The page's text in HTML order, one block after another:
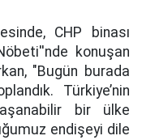
CHP binası
konuşan
"Bugün burada
Türkiye’nin
bir ülke
endişeyi dile